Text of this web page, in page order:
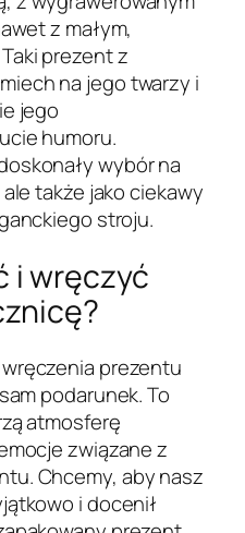
z małym,
prezent z
na jego twarzy i
jego
humoru.
wybór na
także jako ciekawy
stroju.
i wręczyć
prezentu
podarunek. To
atmosferę
związane z
Chcemy, aby nasz
i docenił